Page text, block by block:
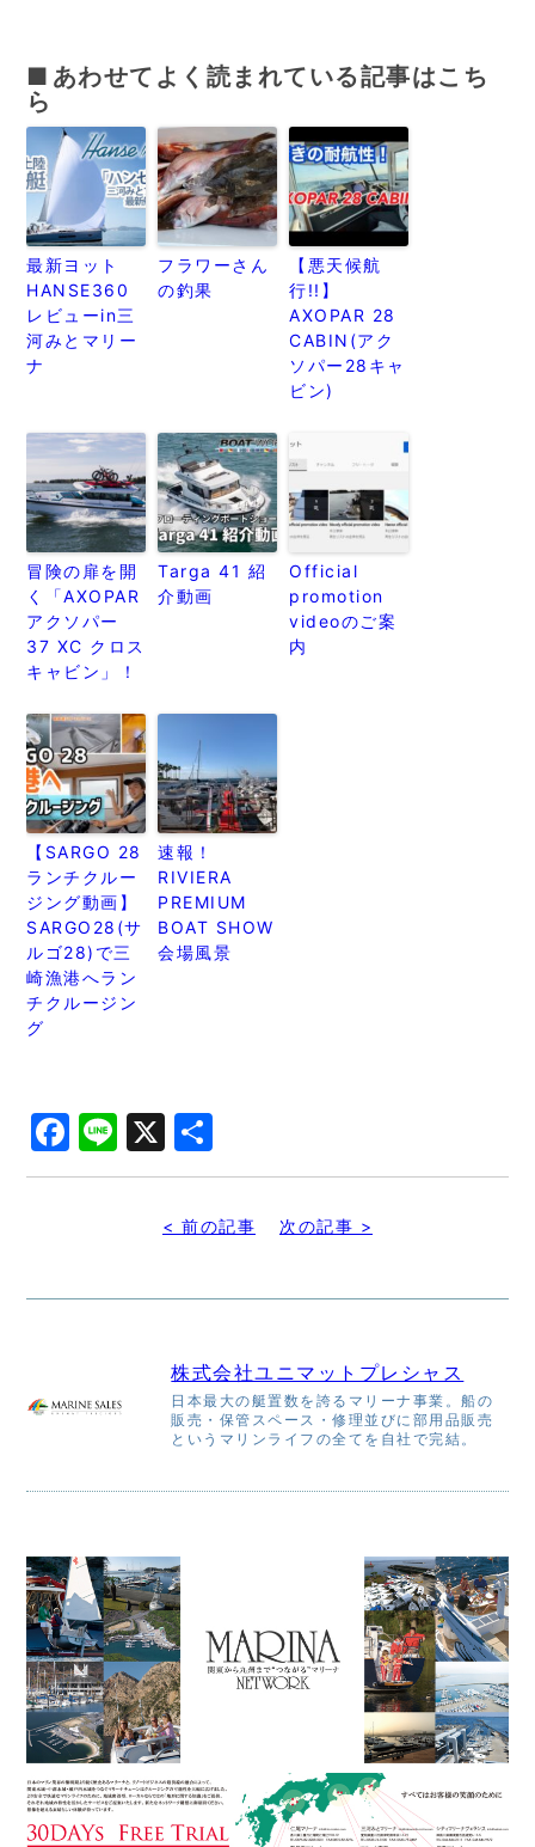
あわせてよく読まれている記事はこち
ら
最新ヨット
HANSE360
レビューin三
河みとマリー
ナ
フラワーさん
の釣果
【悪天候航
行!!】
AXOPAR 28
CABIN(アク
ソパー28キャ
ビン)
冒険の扉を開
く「AXOPAR
アクソパー
37 XC クロス
キャビン」！
Targa 41 紹
介動画
Official
promotion
videoのご案
内
【SARGO 28
ランチクルー
ジング動画】
SARGO28(サ
ルゴ28)で三
崎漁港へラン
チクルージン
グ
速報！
RIVIERA
PREMIUM
BOAT SHOW
会場風景
Facebook
Line
X
有
< 前の記事 次の記事 >
株式会社ユニマットプレシャス
日本最大の艇置数を誇るマリーナ事業。船の
販売・保管スペース・修理並びに部用品販売
というマリンライフの全てを自社で完結。